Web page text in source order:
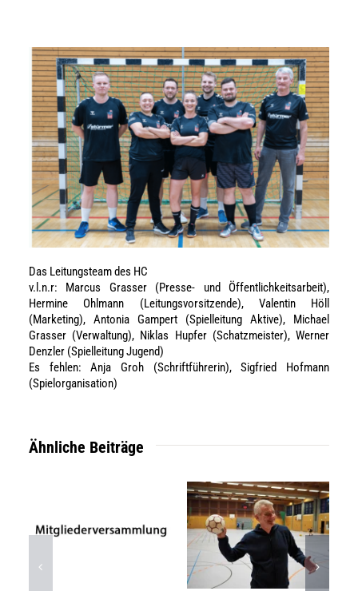
Das Leitungsteam des HC
v.l.n.r: Marcus Grasser (Presse- und Öffentlichkeitsarbeit),
Hermine Ohlmann (Leitungsvorsitzende), Valentin Höll
(Marketing), Antonia Gampert (Spielleitung Aktive), Michael
Grasser (Verwaltung), Niklas Hupfer (Schatzmeister), Werner
Denzler (Spielleitung Jugend)
Es fehlen: Anja Groh (Schriftführerin), Sigfried Hofmann
(Spielorganisation)
Ähnliche Beiträge